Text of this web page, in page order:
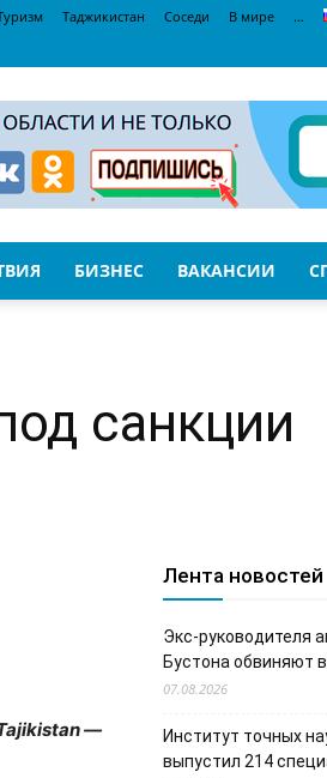
Таджикистан Соседи В мире …
БИЗНЕС ВАКАНСИИ
санкции
—
Лента новостей
Экс-руководителя
Бустона обвиняют
07.08.2026
Институт точных
выпустил 214